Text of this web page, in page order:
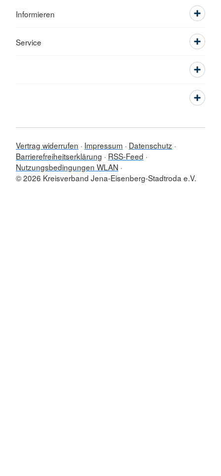
Informieren
Service
Vertrag widerrufen Impressum
Datenschutz
Barrierefreiheitserklärung
RSS-Feed
Nutzungsbedingungen WLAN
© 2026 Kreisverband Jena-Eisenberg-Stadtroda e.V.